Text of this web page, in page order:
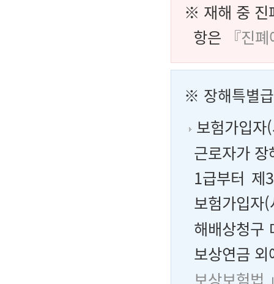
※ 재해 중 진
항은
『진
※ 장해특별
보험가입
근로자가
1급부터 제
보험가입자
해배상청구
보상연금
보상보험